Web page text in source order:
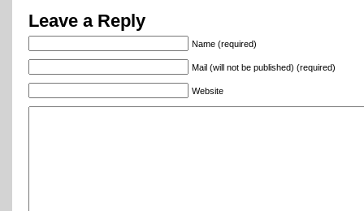
Leave a Reply
Name (required)
Mail (will not be published) (required)
Website